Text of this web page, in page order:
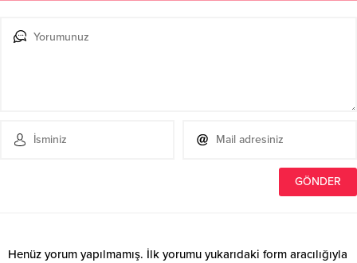
Henüz yorum yapılmamış. İlk yorumu yukarıdaki form aracılığıyla